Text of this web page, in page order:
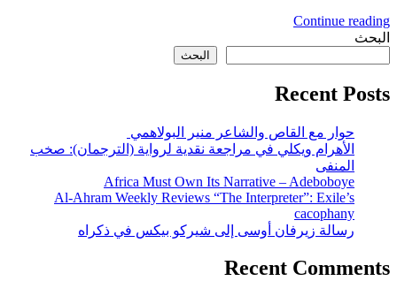
Continue reading
البحث
البحث
Recent Posts
حوار مع القاص والشاعر منير البولاهمي
الأهرام ويكلي في مراجعة نقدية لرواية (الترجمان): صخب
المنفى
Africa Must Own Its Narrative – Adeboboye
Al-Ahram Weekly Reviews “The Interpreter”: Exile’s
cacophany
رسالة زيرفان أوسى إلى شيركو بيكس في ذكراه
Recent Comments